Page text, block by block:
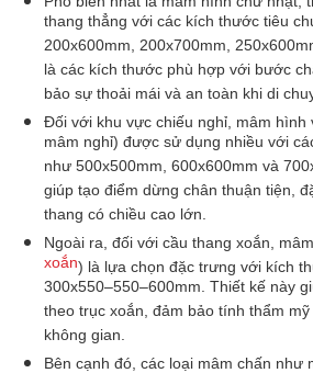
thang thẳng với các kích thước tiêu
200x600mm, 200x700mm,
là các kích thước phù hợp với bước
bảo sự thoải mái và an toàn khi di
Đối với khu vực chiếu nghỉ, mâm hình
mâm nghỉ) được sử dụng nhiều với
như 500x500mm, 600x600mm và
giúp tạo điểm dừng chân thuận tiện,
thang có chiều cao lớn.
Ngoài ra, đối với cầu thang xoắn,
xoắn) là lựa chọn đặc trưng với kích
300x550–550–600mm. Thiết kế này
theo trục xoắn, đảm bảo tính thẩm
không gian.
Bên cạnh đó, các loại mâm chấn như